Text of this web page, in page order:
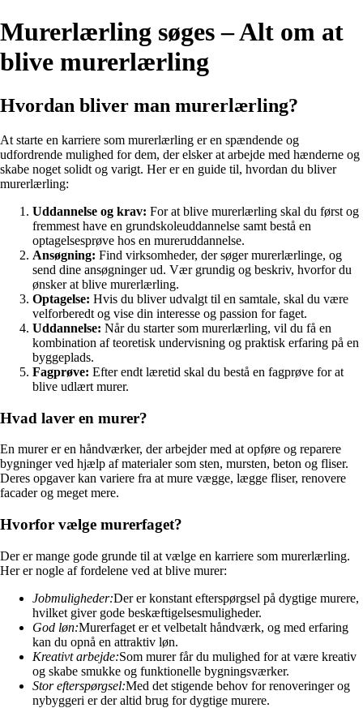
Murerlærling søges – Alt om at
blive murerlærling
Hvordan bliver man murerlærling?
At starte en karriere som murerlærling er en spændende og
udfordrende mulighed for dem, der elsker at arbejde med hænderne og
skabe noget solidt og varigt. Her er en guide til, hvordan du bliver
murerlærling:
Uddannelse og krav: For at blive murerlærling skal du først og
fremmest have en grundskoleuddannelse samt bestå en
optagelsesprøve hos en mureruddannelse.
Ansøgning: Find virksomheder, der søger murerlærlinge, og
send dine ansøgninger ud. Vær grundig og beskriv, hvorfor du
ønsker at blive murerlærling.
Optagelse: Hvis du bliver udvalgt til en samtale, skal du være
velforberedt og vise din interesse og passion for faget.
Uddannelse: Når du starter som murerlærling, vil du få en
kombination af teoretisk undervisning og praktisk erfaring på en
byggeplads.
Fagprøve: Efter endt læretid skal du bestå en fagprøve for at
blive udlært murer.
Hvad laver en murer?
En murer er en håndværker, der arbejder med at opføre og reparere
bygninger ved hjælp af materialer som sten, mursten, beton og fliser.
Deres opgaver kan variere fra at mure vægge, lægge fliser, renovere
facader og meget mere.
Hvorfor vælge murerfaget?
Der er mange gode grunde til at vælge en karriere som murerlærling.
Her er nogle af fordelene ved at blive murer:
Jobmuligheder:Der er konstant efterspørgsel på dygtige murere,
hvilket giver gode beskæftigelsesmuligheder.
God løn:Murerfaget er et velbetalt håndværk, og med erfaring
kan du opnå en attraktiv løn.
Kreativt arbejde:Som murer får du mulighed for at være kreativ
og skabe smukke og funktionelle bygningsværker.
Stor efterspørgsel:Med det stigende behov for renoveringer og
nybyggeri er der altid brug for dygtige murere.